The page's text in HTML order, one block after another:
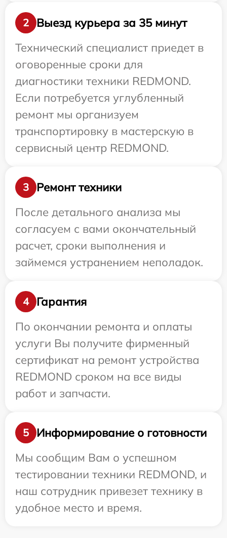
2
Выезд курьера за 35 минут
Технический специалист приедет в
оговоренные сроки для
диагностики техники REDMOND.
Если потребуется углубленный
ремонт мы организуем
транспортировку в мастерскую в
сервисный центр REDMOND.
3
Ремонт техники
После детального анализа мы
согласуем с вами окончательный
расчет, сроки выполнения и
займемся устранением неполадок.
4
Гарантия
По окончании ремонта и оплаты
услуги Вы получите фирменный
сертификат на ремонт устройства
REDMOND сроком на все виды
работ и запчасти.
5
Информирование о готовности
Мы сообщим Вам о успешном
тестировании техники REDMOND, и
наш сотрудник привезет технику в
удобное место и время.